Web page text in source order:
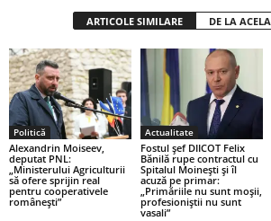
ARTICOLE SIMILARE DE LA
Politică
Alexandrin Moiseev,
deputat PNL:
„Ministerului Agriculturii
să ofere sprijin real
pentru cooperativele
românești”
Actualitate
Fostul șef DIICOT Felix
Bănilă rupe contractul cu
Spitalul Moinești și îl
acuză pe primar:
„Primăriile nu sunt moșii,
profesioniștii nu sunt
vasali”